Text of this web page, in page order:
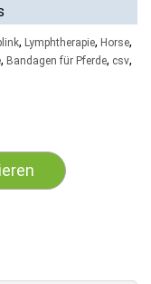
, Lymphtherapie, Horse,
, Bandagen für Pferde, csv,